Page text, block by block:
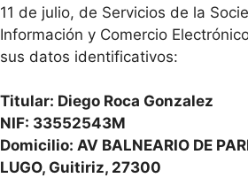
11 de julio, de Servicios de la
Información y Comercio
sus datos identificativos:
Titular: Diego Roca Gonzalez
NIF: 33552543M
Domicilio: AV BALNEARIO DE
LUGO, Guitiriz, 27300